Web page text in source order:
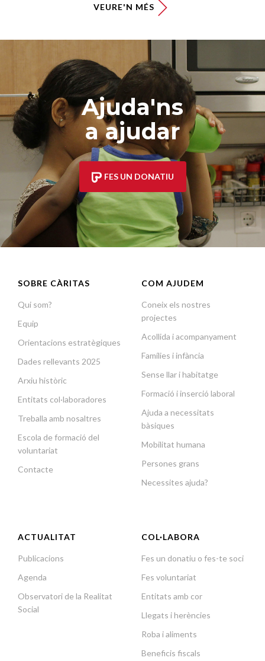
VEURE'N MÉS
Ajuda'ns
a ajudar
FES UN DONATIU
SOBRE CÀRITAS
Qui som?
Equip
Orientacions estratègiques
Dades rellevants 2025
Arxiu històric
Entitats col·laboradores
Treballa amb nosaltres
Escola de formació del
voluntariat
Contacte
COM AJUDEM
Coneix els nostres
projectes
Acollida i acompanyament
Famílies i infància
Sense llar i habitatge
Formació i inserció laboral
Ajuda a necessitats
bàsiques
Mobilitat humana
Persones grans
Necessites ajuda?
ACTUALITAT
Publicacions
Agenda
Observatori de la Realitat
Social
COL·LABORA
Fes un donatiu o fes-te soci
Fes voluntariat
Entitats amb cor
Llegats i herències
Roba i aliments
Beneficis fiscals